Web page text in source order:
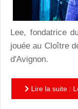
Lee, fondatrice
jouée au Cloître
d'Avignon.
Lire la suite :